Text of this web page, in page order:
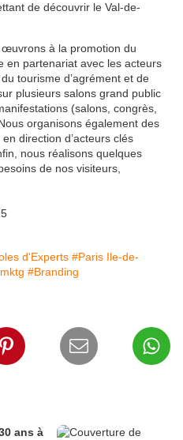
de découvrir le Val-de-
à la promotion du
en partenariat avec les acteurs
tourisme d’agrément et de
plusieurs salons grand public
(salons, congrès,
organisons également des
direction d’acteurs clés
nous réalisons quelques
de nos visiteurs,
d'Experts #Paris Ile-de-
#Branding
ans à